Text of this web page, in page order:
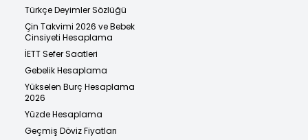
Türkçe Deyimler Sözlüğü
Çin Takvimi 2026 ve Bebek
Cinsiyeti Hesaplama
İETT Sefer Saatleri
Gebelik Hesaplama
Yükselen Burç Hesaplama
2026
Yüzde Hesaplama
Geçmiş Döviz Fiyatları